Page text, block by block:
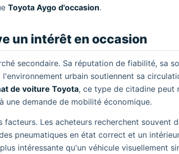
Toyota Aygo d'occasion.
un intérêt en occasion
secondaire. Sa réputation de fiabilité, sa
urbain soutiennent sa
de voiture Toyota, ce type de citadine peut
demande de mobilité économique.
Les acheteurs recherchent souvent
pneumatiques en état correct et un
plus intéressante qu'un véhicule visuellement